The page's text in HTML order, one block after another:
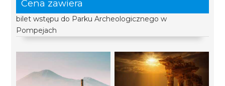
Cena zawiera
bilet wstępu do Parku Archeologicznego w
Pompejach